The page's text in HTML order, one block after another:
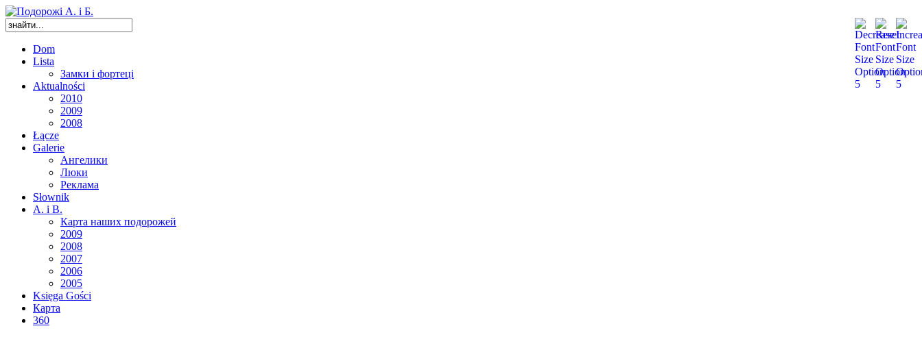
Dom
Lista
Замки і фортеці
Aktualności
2010
2009
2008
Łącze
Galerie
Ангелики
Люки
Реклама
Słownik
A. i B.
Карта наших подорожей
2009
2008
2007
2006
2005
Księga Gości
Карта
360